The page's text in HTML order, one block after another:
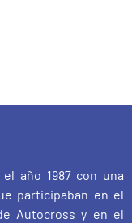
año 1987 con una
participaban en el
Autocross y en el